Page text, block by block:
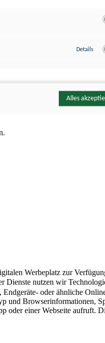
Werbeplatz zur
Dienste nutzen wir
oder ähnliche
und Browserinformationen,
oder einer Webseite aufruft.
Details zu
Alles